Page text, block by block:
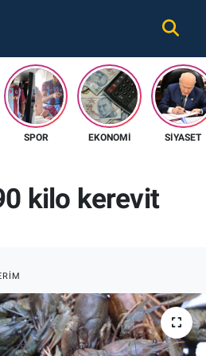
SPOR EKONOMI SIYASET
kilo kerevit
ve Fikstür